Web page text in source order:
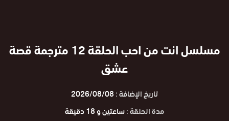
مسلسل انت من احب الحلقة 12 مترجمة قصة
عشق
تاريخ الإضافة :2026/08/08
مدة الحلقة :ساعتين و 18 دقيقة